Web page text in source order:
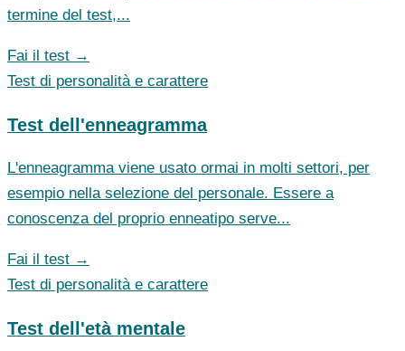
termine del test,...
Fai il test →
Test di personalità e carattere
Test dell'enneagramma
L'enneagramma viene usato ormai in molti settori, per
esempio nella selezione del personale. Essere a
conoscenza del proprio enneatipo serve...
Fai il test →
Test di personalità e carattere
Test dell'età mentale